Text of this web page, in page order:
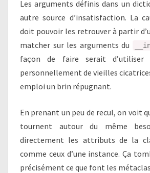
Les arguments définis dans un
autre source d’insatisfaction. La
doit pouvoir les retrouver à partir
matcher sur les arguments du
façon de faire serait d’utiliser
personnellement de vieilles
emploi un brin répugnant.
En prenant un peu de recul, on voit
tournent autour du même
directement les attributs de la
comme ceux d’une instance. Ça
précisément ce que font les